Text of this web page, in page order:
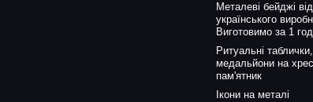
Металеві бейджі від
українського
Виготовимо за 1
Ритуальні
медальйони на
пам'ятник
Ікони на металі